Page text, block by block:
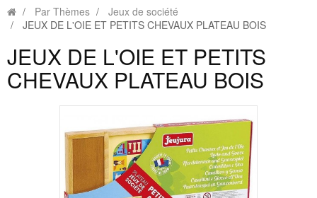
Par Thèmes
Jeux de société
JEUX DE L'OIE ET PETITS CHEVAUX PLATEAU BOIS
JEUX DE L'OIE ET PETITS
CHEVAUX PLATEAU BOIS